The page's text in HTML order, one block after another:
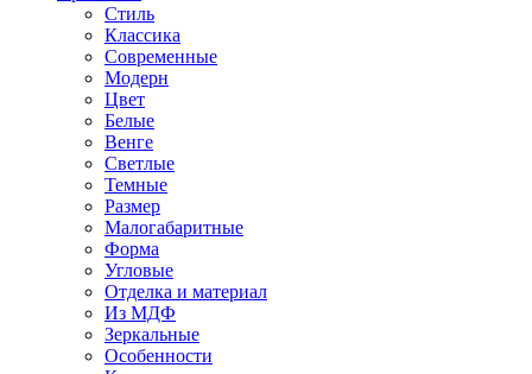
Стиль
Классика
Современные
Модерн
Цвет
Белые
Венге
Светлые
Темные
Размер
Малогабаритные
Форма
Угловые
Отделка и материал
Из МДФ
Зеркальные
Особенности